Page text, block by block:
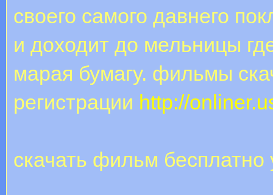
своего самого давнего
и доходит до мельницы
марая бумагу. фильмы
регистрации http://
скачать фильм